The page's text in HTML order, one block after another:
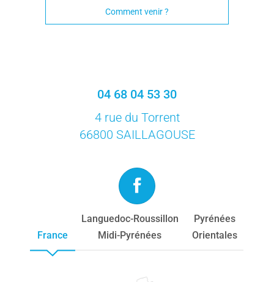
Comment venir ?
04 68 04 53 30
4 rue du Torrent
66800 SAILLAGOUSE
France
Languedoc-Roussillon
Midi-Pyrénées
Pyrénées
Orientales